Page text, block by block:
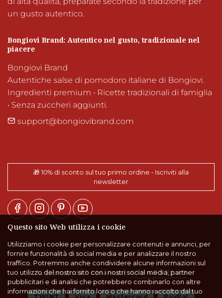
un gusto autentico.
Bongiovi Brand: Autentico nel gusto, tradizionale nel
piacere
Bongiovi Brand
Autentiche salse di pomodoro italiane di Bongiovi.
Ingredienti premium • Ricette tradizionali di famiglia
• Senza zuccheri aggiunti.
support@bongiovibrand.com
🎁 10% di sconto sul tuo primo ordine - Iscriviti alla
newsletter
📞Domande? Chiamaci:079 430 72 49
Questo sito Web utilizza i cookie
Utilizziamo i cookie per personalizzare contenuti e annunci, per
fornire funzionalità di social media e per analizzare il nostro
traffico. Potremmo anche condividere alcune informazioni sul
tuo utilizzo del nostro sito con i nostri social media, partner
pubblicitari e di analisi che potrebbero combinarlo con altre
informazioni che hai fornito loro o che hanno raccolto dal tuo